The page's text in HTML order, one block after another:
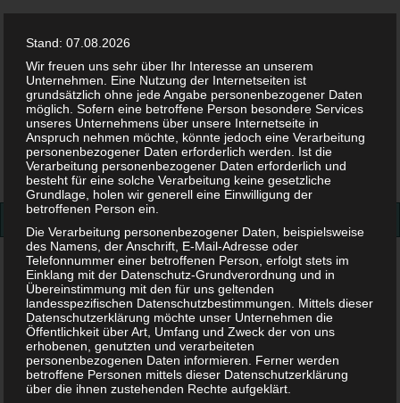
Facebook
Twitter
Suchen
nach:
NEUE ARTIKEL
Stand: 07.08.2026
Wir freuen uns sehr über Ihr Interesse an unserem
Unternehmen. Eine Nutzung der Internetseiten ist
grundsätzlich ohne jede Angabe personenbezogener Daten
möglich. Sofern eine betroffene Person besondere Services
unseres Unternehmens über unsere Internetseite in
Anspruch nehmen möchte, könnte jedoch eine Verarbeitung
personenbezogener Daten erforderlich werden. Ist die
Verarbeitung personenbezogener Daten erforderlich und
besteht für eine solche Verarbeitung keine gesetzliche
Grundlage, holen wir generell eine Einwilligung der
betroffenen Person ein.
Die Verarbeitung personenbezogener Daten, beispielsweise
des Namens, der Anschrift, E-Mail-Adresse oder
Telefonnummer einer betroffenen Person, erfolgt stets im
Einklang mit der Datenschutz-Grundverordnung und in
Übereinstimmung mit den für uns geltenden
landesspezifischen Datenschutzbestimmungen. Mittels dieser
Datenschutzerklärung möchte unser Unternehmen die
Öffentlichkeit über Art, Umfang und Zweck der von uns
erhobenen, genutzten und verarbeiteten
personenbezogenen Daten informieren. Ferner werden
betroffene Personen mittels dieser Datenschutzerklärung
über die ihnen zustehenden Rechte aufgeklärt.